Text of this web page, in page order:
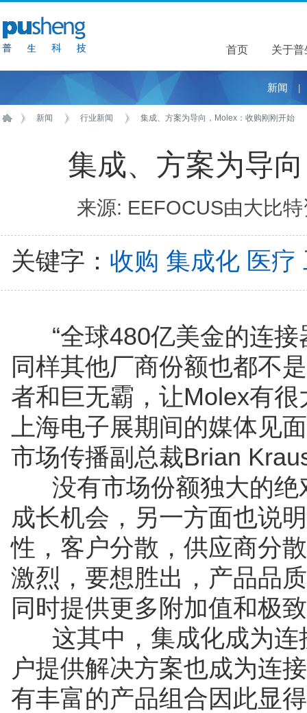
首页 关于普
关于普
新闻
新闻 行业新闻 集成、方案为导向，Molex：收购刚刚开始
集成、方案为导
来源: EEFOCUS由大比
关键字： 收购 集成化 医疗
“全球480亿美金的连接
同样其他厂商份额也都不
者和巨无霸，让Molex有
上海电子展期间的媒体见
市场传播副总裁Brian
没有市场份额独大的绝
成长机会，另一方面也说
性，客户分散，供应商分
激烈，要想胜出，产品品
同时提供更多附加值和极
这其中，集成化成为连
户提供解决方案也成为连
有丰富的产品组合因此显